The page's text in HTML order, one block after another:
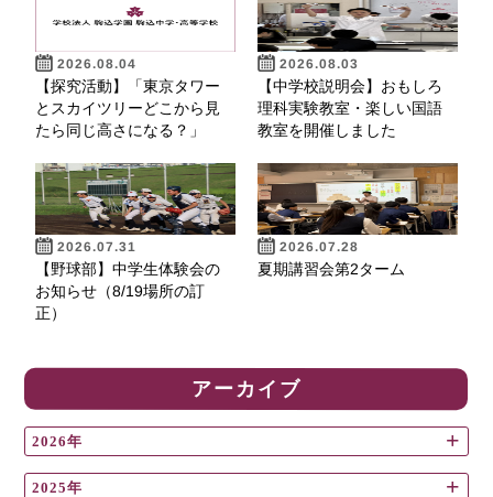
2026.08.04
【探究活動】「東京タワー
とスカイツリーどこから見
たら同じ高さになる？」
2026.08.03
【中学校説明会】おもしろ
理科実験教室・楽しい国語
教室を開催しました
2026.07.31
【野球部】中学生体験会の
お知らせ（8/19場所の訂
正）
2026.07.28
夏期講習会第2ターム
アーカイブ
2026年
2025年